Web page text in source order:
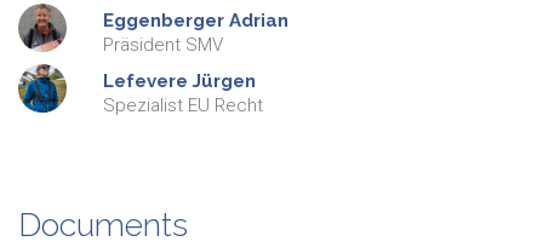
Eggenberger Adrian
Präsident SMV
Lefevere Jürgen
Spezialist EU Recht
Documents